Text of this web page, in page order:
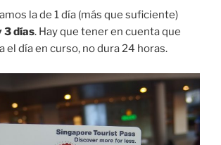
la de 1 día (más que suficiente)
3 días. Hay que tener en cuenta que
el día en curso, no dura 24 horas.